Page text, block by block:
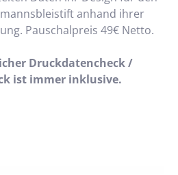
anhand ihrer
Pauschalpreis 49€ Netto.
Druckdatencheck /
ist immer inklusive.